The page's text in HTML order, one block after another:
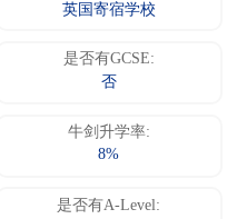
英国寄宿学校
是否有GCSE:
否
牛剑升学率:
8%
是否有A-Level: